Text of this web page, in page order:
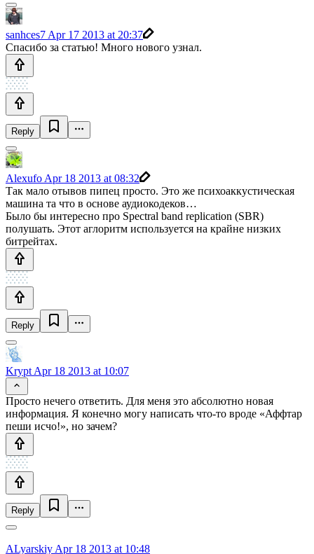
sanhces7 Apr 17 2013 at 20:37
Спасибо за статью! Много нового узнал.
Reply
Alexufo Apr 18 2013 at 08:32
Так мало отывов пипец просто. Это же психоаккустическая
машина та что в основе аудиокодеков…
Было бы интересно про Spectral band replication (SBR)
полушать. Этот аглоритм используется на крайне низких
битрейтах.
Reply
Krypt Apr 18 2013 at 10:07
Просто нечего ответить. Для меня это абсолютно новая
информация. Я конечно могу написать что-то вроде «Аффтар
пеши исчо!», но зачем?
Reply
ALyarskiy Apr 18 2013 at 10:48